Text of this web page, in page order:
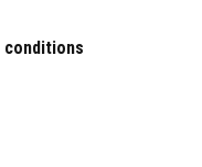
conditions